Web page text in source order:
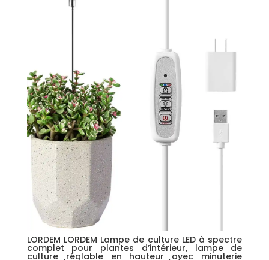
LORDEM LORDEM Lampe de culture LED à spectre
complet pour plantes d’intérieur, lampe de
culture réglable en hauteur avec minuterie